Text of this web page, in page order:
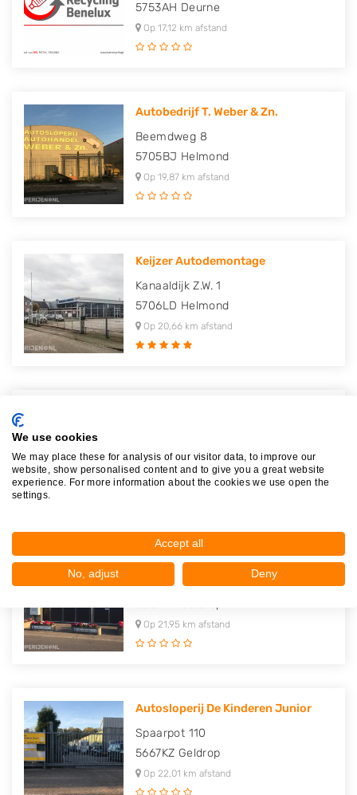
5753AH Deurne
Op 17,12 km afstand
Autobedrijf T. Weber & Zn.
Beemdweg 8
5705BJ Helmond
Op 19,87 km afstand
Keijzer Autodemontage
Kanaaldijk Z.W. 1
5706LD Helmond
Op 20,66 km afstand
6042LW Roermond
Op 21,82 km afstand
Autosloperij De Kinderen
Spaarpot 107 A
Op 21,95 km afstand
Autosloperij De Kinderen Junior
Spaarpot 110
5667KZ Geldrop
Op 22,01 km afstand
We use cookies
We may place these for analysis of our visitor data, to improve our
website, show personalised content and to give you a great website
experience. For more information about the cookies we use open the
settings.
Accept all
No, adjust Deny